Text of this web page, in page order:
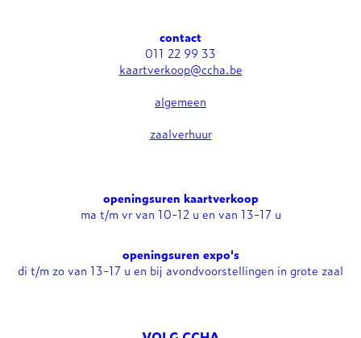
contact
011 22 99 33
kaartverkoop@ccha.be
algemeen
zaalverhuur
openingsuren kaartverkoop
ma t/m vr van 10-12 u en van 13-17 u
openingsuren expo's
di t/m zo van 13-17 u en bij avondvoorstellingen in grote zaal